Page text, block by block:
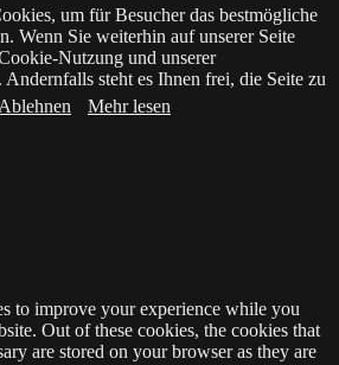
um für Besucher das bestmögliche
Wenn Sie weiterhin auf unserer Seite
Nutzung und unserer
steht es Ihnen frei, die Seite zu
Mehr lesen
to improve your experience while you
Out of these cookies, the cookies that
are stored on your browser as they are